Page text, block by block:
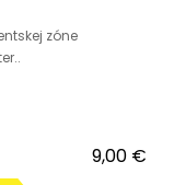
zóne
9,00 €